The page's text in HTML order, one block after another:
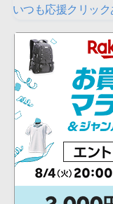
いつも応援クリック